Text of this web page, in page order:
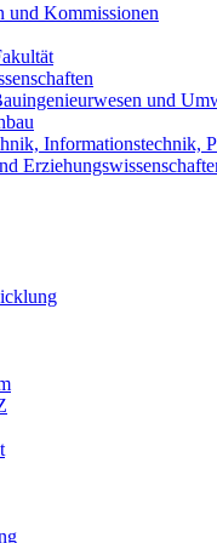
und Kommissionen
und
Informationstechnik,